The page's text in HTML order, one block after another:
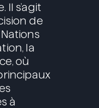
Il s’agit
de
la
où
à